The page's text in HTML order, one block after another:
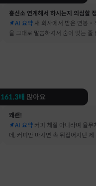
AI 요약 새 회사에서 받은 연봉‧
을 그대로 말씀하셔서 숨이 멎는 줄
161.3배 많아요
꽤괜!
AI 요약 커피 체질 아니라며 율무
데, 커피만 마시면 속 뒤집어지던 제